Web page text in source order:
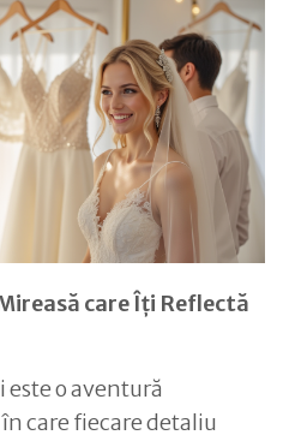
care Îți Reflectă
o aventură
care fiecare detaliu